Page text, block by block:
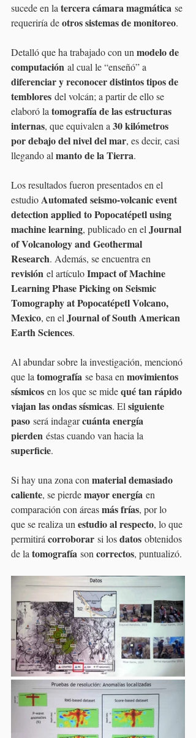
sucede en la tercera cámara magmática se
requeriría de otros sistemas de monitoreo.
Detalló que ha trabajado con un modelo de
computación al cual le “enseñó” a
diferenciar y reconocer distintos tipos de
temblores del volcán; a partir de ello se
elaboró la tomografía de las estructuras
internas, que equivalen a 30 kilómetros
por debajo del nivel del mar, es decir, casi
llegando al manto de la Tierra.
Los resultados fueron presentados en el
estudio Automated seismo-volcanic event
detection applied to Popocatépetl using
machine learning, publicado en el Journal
of Volcanology and Geothermal
Research. Además, se encuentra en
revisión el artículo Impact of Machine
Learning Phase Picking on Seismic
Tomography at Popocatépetl Volcano,
Mexico, en el Journal of South American
Earth Sciences.
Al abundar sobre la investigación, mencionó
que la tomografía se basa en movimientos
sísmicos en los que se mide qué tan rápido
viajan las ondas sísmicas. El siguiente
paso será indagar cuánta energía
pierden éstas cuando van hacia la
superficie.
Si hay una zona con material demasiado
caliente, se pierde mayor energía en
comparación con áreas más frías, por lo
que se realiza un estudio al respecto, lo que
permitirá corroborar si los datos obtenidos
de la tomografía son correctos, puntualizó.